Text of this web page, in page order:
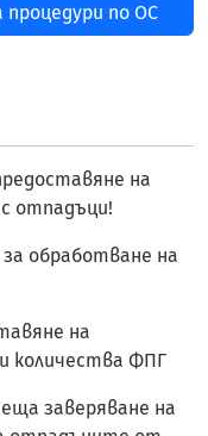
по ОС
на
отпадъци!
за обработване на
на
количества ФПГ
заверяване на